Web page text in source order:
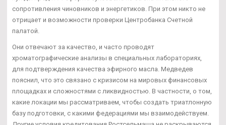
сопротивления чиновников и энергетиков. При этом никто не
отрицает и возможности проверки Центробанка Счетной
палатой.
Они отвечают за качество, и часто проводят
хроматографические анализы в специальных лабораториях,
для подтверждения качества эфирного масла. Медведев
пояснил, что это связано с кризисом на мировых финансовых
площадках и сложностями с ликвидностью. В частности, о том,
какие локации мы рассматриваем, чтобы создать триатлонную
базу подготовки, с какими федерациями мы взаимодействуем.